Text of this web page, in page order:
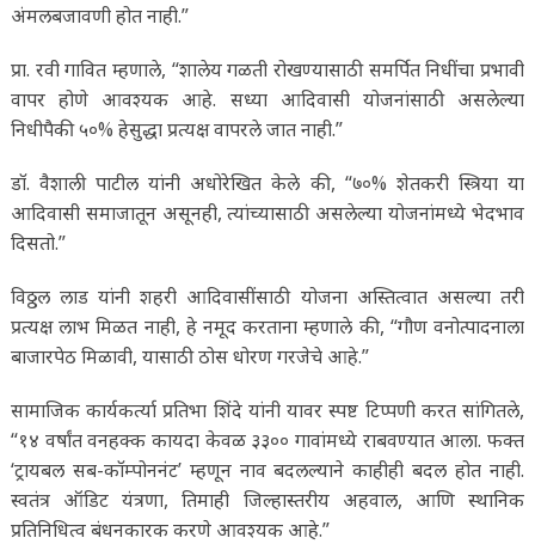
अंमलबजावणी होत नाही.”
प्रा. रवी गावित म्हणाले, “शालेय गळती रोखण्यासाठी समर्पित निधींचा प्रभावी
वापर होणे आवश्यक आहे. सध्या आदिवासी योजनांसाठी असलेल्या
निधीपैकी ५०% हेसुद्धा प्रत्यक्ष वापरले जात नाही.”
डॉ. वैशाली पाटील यांनी अधोरेखित केले की, “७०% शेतकरी स्त्रिया या
आदिवासी समाजातून असूनही, त्यांच्यासाठी असलेल्या योजनांमध्ये भेदभाव
दिसतो.”
विठ्ठल लाड यांनी शहरी आदिवासींसाठी योजना अस्तित्वात असल्या तरी
प्रत्यक्ष लाभ मिळत नाही, हे नमूद करताना म्हणाले की, “गौण वनोत्पादनाला
बाजारपेठ मिळावी, यासाठी ठोस धोरण गरजेचे आहे.”
सामाजिक कार्यकर्त्या प्रतिभा शिंदे यांनी यावर स्पष्ट टिप्पणी करत सांगितले,
“१४ वर्षांत वनहक्क कायदा केवळ ३३०० गावांमध्ये राबवण्यात आला. फक्त
‘ट्रायबल सब-कॉम्पोननंट’ म्हणून नाव बदलल्याने काहीही बदल होत नाही.
स्वतंत्र ऑडिट यंत्रणा, तिमाही जिल्हास्तरीय अहवाल, आणि स्थानिक
प्रतिनिधित्व बंधनकारक करणे आवश्यक आहे.”